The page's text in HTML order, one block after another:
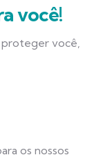
você!
você,
os nossos